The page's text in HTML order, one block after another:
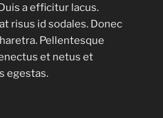
a efficitur lacus.
risus id sodales. Donec
Pellentesque
et netus et
egestas.